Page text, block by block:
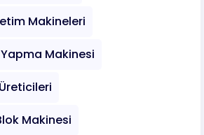
Makineleri
Yapma Makinesi
Makinesi